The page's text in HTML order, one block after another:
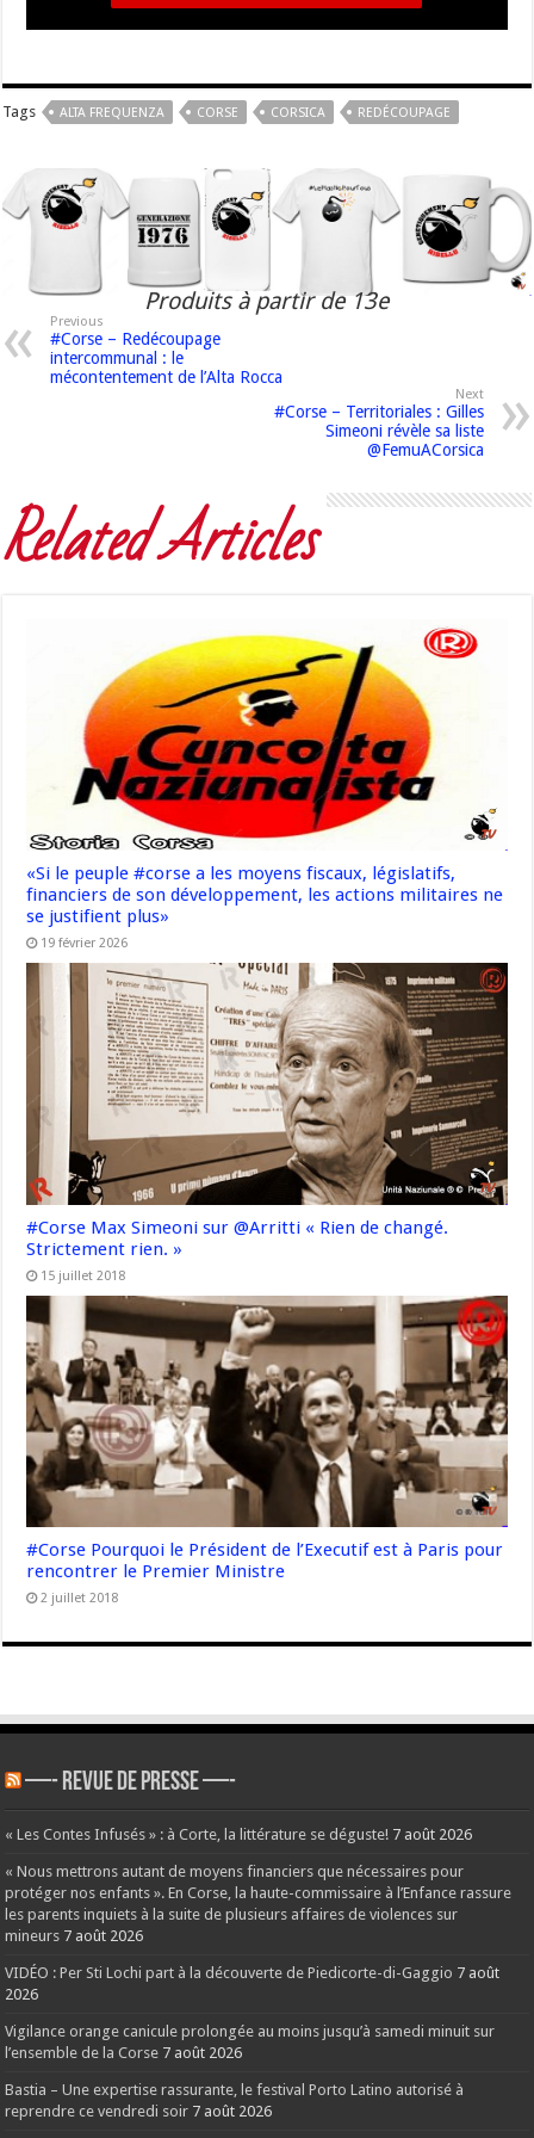
Tags ALTA FREQUENZA CORSE CORSICA REDÉCOUPAGE
Produits à partir de 13e
Previous
#Corse – Redécoupage
intercommunal : le
mécontentement de l’Alta Rocca
Next
#Corse – Territoriales : Gilles
Simeoni révèle sa liste
@FemuACorsica
Related Articles
«Si le peuple #corse a les moyens fiscaux, législatifs,
financiers de son développement, les actions militaires ne
se justifient plus»
19 février 2026
#Corse Max Simeoni sur @Arritti « Rien de changé.
Strictement rien. »
15 juillet 2018
#Corse Pourquoi le Président de l’Executif est à Paris pour
rencontrer le Premier Ministre
2 juillet 2018
—- REVUE DE PRESSE —-
« Les Contes Infusés » : à Corte, la littérature se déguste! 7 août 2026
« Nous mettrons autant de moyens financiers que nécessaires pour
protéger nos enfants ». En Corse, la haute-commissaire à l’Enfance rassure
les parents inquiets à la suite de plusieurs affaires de violences sur
mineurs 7 août 2026
VIDÉO : Per Sti Lochi part à la découverte de Piedicorte-di-Gaggio 7 août
2026
Vigilance orange canicule prolongée au moins jusqu’à samedi minuit sur
l’ensemble de la Corse 7 août 2026
Bastia – Une expertise rassurante, le festival Porto Latino autorisé à
reprendre ce vendredi soir 7 août 2026